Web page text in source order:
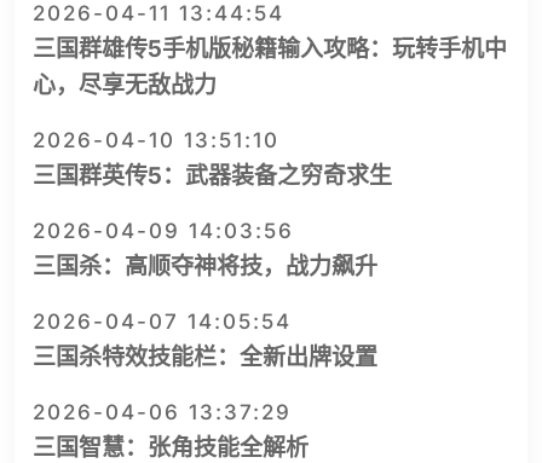
2026-04-11 13:44:54
三国群雄传5手机版秘籍输入攻略：玩转手机中
心，尽享无敌战力
2026-04-10 13:51:10
三国群英传5：武器装备之穷奇求生
2026-04-09 14:03:56
三国杀：高顺夺神将技，战力飙升
2026-04-07 14:05:54
三国杀特效技能栏：全新出牌设置
2026-04-06 13:37:29
三国智慧：张角技能全解析